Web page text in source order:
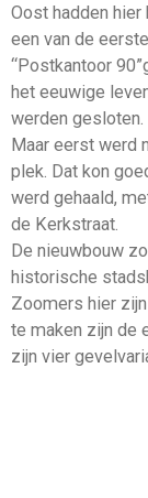
Oost hadden hier
een van de
“Postkantoor
het eeuwige
werden gesloten.
Maar eerst werd
plek. Dat kon
werd gehaald,
de Kerkstraat.
De nieuwbouw
historische
Zoomers hier
te maken zijn de
zijn vier